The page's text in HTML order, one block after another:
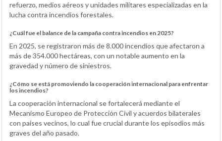
refuerzo, medios aéreos y unidades militares especializadas en la
lucha contra incendios forestales.
¿Cuál fue el balance de la campaña contra incendios en 2025?
En 2025, se registraron más de 8.000 incendios que afectaron a
más de 354.000 hectáreas, con un notable aumento en la
gravedad y número de siniestros.
¿Cómo se está promoviendo la cooperación internacional para enfrentar
los incendios?
La cooperación internacional se fortalecerá mediante el
Mecanismo Europeo de Protección Civil y acuerdos bilaterales
con países vecinos, lo cual fue crucial durante los episodios más
graves del año pasado.